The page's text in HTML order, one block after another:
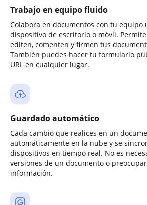
Trabajo en equipo fluido
Colabora en documentos con tu equipo
dispositivo de escritorio o móvil.
editen, comenten y firmen tus
También puedes hacer tu formulario
URL en cualquier lugar.
Guardado automático
Cada cambio que realices en un
automáticamente en la nube y se
dispositivos en tiempo real. No es
versiones de un documento o
información.